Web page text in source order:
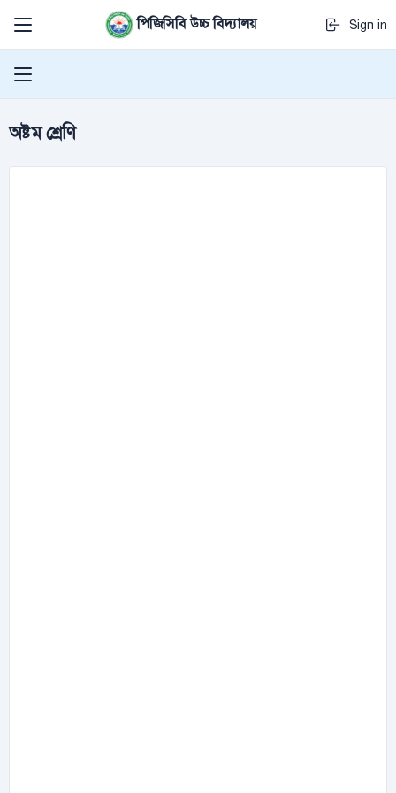
পিজিসিবি উচ্চ বিদ্যালয় Sign in
অষ্টম শ্রেণি